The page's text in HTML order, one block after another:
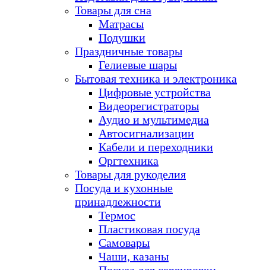
Товары для сна
Матрасы
Подушки
Праздничные товары
Гелиевые шары
Бытовая техника и электроника
Цифровые устройства
Видеорегистраторы
Аудио и мультимедиа
Автосигнализации
Кабели и переходники
Оргтехника
Товары для рукоделия
Посуда и кухонные
принадлежности
Термос
Пластиковая посуда
Самовары
Чаши, казаны